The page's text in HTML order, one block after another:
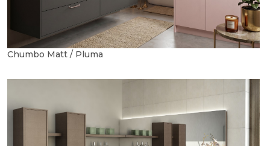
Chumbo Matt / Pluma